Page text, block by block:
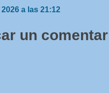
a las 21:12
un